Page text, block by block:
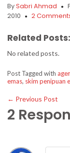
BySabri Ahmad
2010
2
Related Posts:
No related posts.
Post Tagged with
emas, skim penipuan
← Previous Post
2